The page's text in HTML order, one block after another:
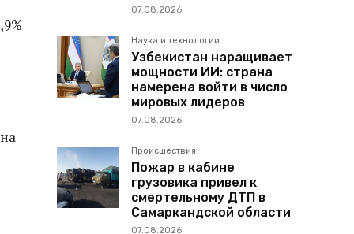
07.08.2026
Наука и технологии
Узбекистан наращивает
мощности ИИ: страна
намерена войти в число
мировых лидеров
07.08.2026
Происшествия
Пожар в кабине
грузовика привел к
смертельному ДТП в
Самаркандской области
07.08.2026